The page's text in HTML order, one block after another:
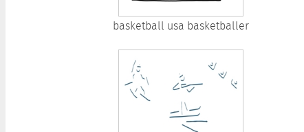
basketball usa basketballer